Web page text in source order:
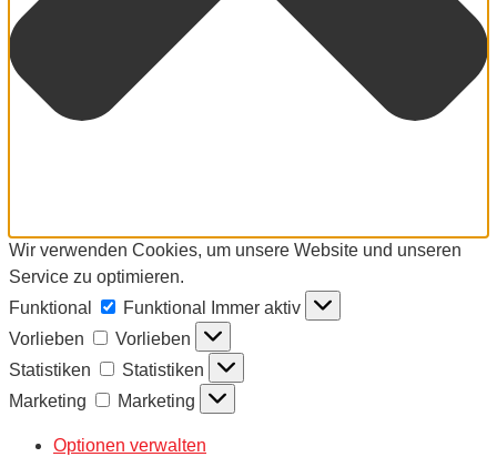
Wir verwenden Cookies, um unsere Website und unseren
Service zu optimieren.
Funktional
Funktional
Immer aktiv
Vorlieben
Vorlieben
Statistiken
Statistiken
Marketing
Marketing
Optionen verwalten